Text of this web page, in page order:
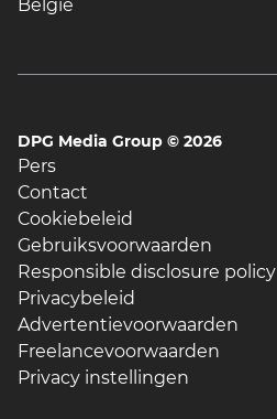
België
DPG Media Group © 2026
Pers
Contact
Cookiebeleid
Gebruiksvoorwaarden
Responsible disclosure policy
Privacybeleid
Advertentievoorwaarden
Freelancevoorwaarden
Privacy instellingen